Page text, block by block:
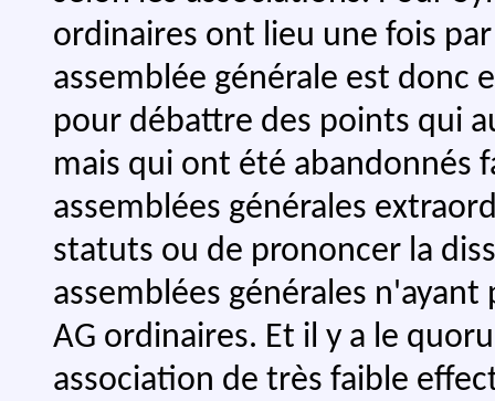
ordinaires ont lieu une fois
assemblée générale est donc
pour débattre des points qui
mais qui ont été abandonnés
assemblées générales
statuts ou de prononcer la
assemblées générales
AG ordinaires. Et il y a le
association de très faible